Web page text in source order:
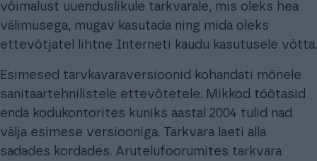
võimalust uuenduslikule tarkvarale, mis oleks hea
välimusega, mugav kasutada ning mida oleks
ettevõtjatel lihtne Interneti kaudu kasutusele võtta.
Esimesed tarvkavaraversioonid kohandati mõnele
sanitaartehnilistele ettevõtetele. Mikkod töötasid
enda kodukontorites kuniks aastal 2004 tulid nad
välja esimese versiooniga. Tarkvara laeti alla
sadades kordades. Arutelufoorumites tarkvara